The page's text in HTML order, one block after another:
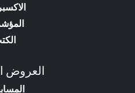
العروض